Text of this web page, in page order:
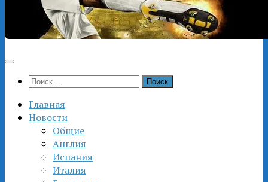
Найти:
Главная
Новости
Общие
Англия
Испания
Италия